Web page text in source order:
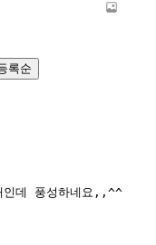
록순
인데 풍성하네요,,^^